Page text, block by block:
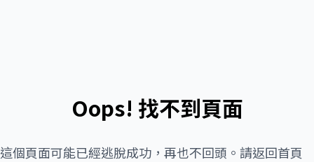
Oops! 找不到頁面
這個頁面可能已經逃脫成功，再也不回頭。請返回首頁